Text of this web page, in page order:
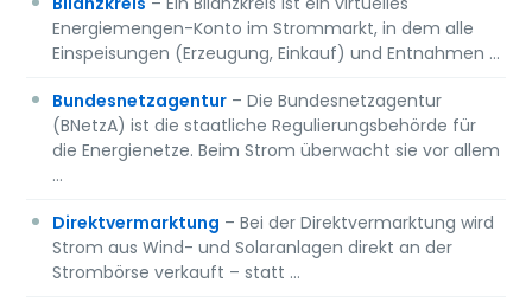
Energiemengen-Konto im Strommarkt, in dem alle
Einspeisungen (Erzeugung, Einkauf) und Entnahmen …
Bundesnetzagentur – Die Bundesnetzagentur
(BNetzA) ist die staatliche Regulierungsbehörde für
die Energienetze. Beim Strom überwacht sie vor allem
…
Direktvermarktung – Bei der Direktvermarktung wird
Strom aus Wind- und Solaranlagen direkt an der
Strombörse verkauft – statt …